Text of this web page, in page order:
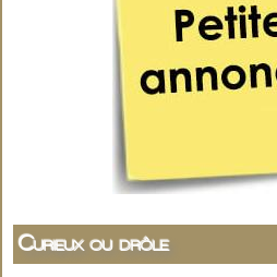
Curieux ou drôle